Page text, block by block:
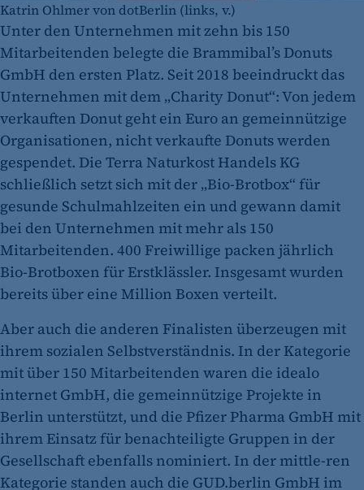
Katrin Ohlmer von dotBerlin (links, v.)
Unter den Unternehmen mit zehn bis 150
Mitarbeitenden belegte die Brammibal’s Donuts
GmbH den ersten Platz. Seit 2018 beeindruckt das
Unternehmen mit dem „Charity Donut“: Von jedem
verkauften Donut geht ein Euro an gemeinnützige
Organisationen, nicht verkaufte Donuts werden
gespendet. Die Terra Naturkost Handels KG
schließlich setzt sich mit der „Bio-Brotbox“ für
gesunde Schulmahlzeiten ein und gewann damit
bei den Unternehmen mit mehr als 150
Mitarbeitenden. 400 Freiwillige packen jährlich
Bio-Brotboxen für Erstklässler. Insgesamt wurden
bereits über eine Million Boxen verteilt.
Aber auch die anderen Finalisten überzeugen mit
ihrem sozialen Selbstverständnis. In der Kategorie
mit über 150 Mitarbeitenden waren die idealo
internet GmbH, die gemeinnützige Projekte in
Berlin unterstützt, und die Pfizer Pharma GmbH mit
ihrem Einsatz für benachteiligte Gruppen in der
Gesellschaft ebenfalls nominiert. In der mittle-ren
Kategorie standen auch die GUD.berlin GmbH im